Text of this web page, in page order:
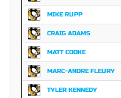
MIKE RUPP
CRAIG ADAMS
MATT COOKE
MARC-ANDRE FLEURY
TYLER KENNEDY